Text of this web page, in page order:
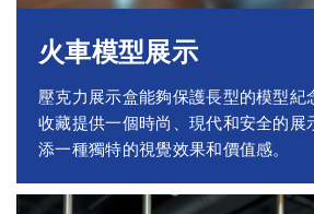
火車模型展示
壓克力展示盒能夠保護長型的模型紀
收藏提供一個時尚、現代和安全的展
添一種獨特的視覺效果和價值感。